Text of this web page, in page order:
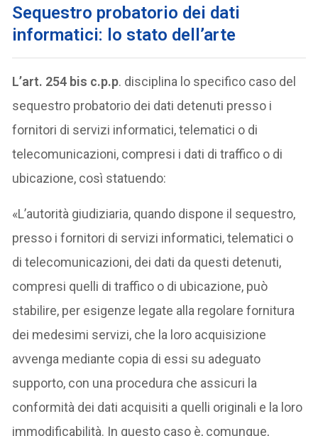
Sequestro probatorio dei dati
informatici: lo stato dell’arte
L’art. 254 bis c.p.p. disciplina lo specifico caso del
sequestro probatorio dei dati detenuti presso i
fornitori di servizi informatici, telematici o di
telecomunicazioni, compresi i dati di traffico o di
ubicazione, così statuendo:
«L’autorità giudiziaria, quando dispone il sequestro,
presso i fornitori di servizi informatici, telematici o
di telecomunicazioni, dei dati da questi detenuti,
compresi quelli di traffico o di ubicazione, può
stabilire, per esigenze legate alla regolare fornitura
dei medesimi servizi, che la loro acquisizione
avvenga mediante copia di essi su adeguato
supporto, con una procedura che assicuri la
conformità dei dati acquisiti a quelli originali e la loro
immodificabilità. In questo caso è, comunque,